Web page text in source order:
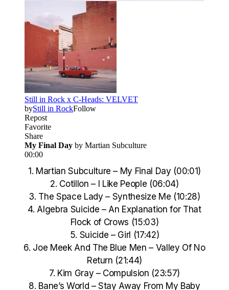
1. Martian Subculture – My Final Day (00:01)
2. Cotillon – I Like People (06:04)
3. The Space Lady – Synthesize Me (10:28)
4. Algebra Suicide – An Explanation for That
Flock of Crows (15:03)
5. Suicide – Girl (17:42)
6. Joe Meek And The Blue Men – Valley Of No
Return (21:44)
7. Kim Gray – Compulsion (23:57)
8. Bane’s World – Stay Away From My Baby